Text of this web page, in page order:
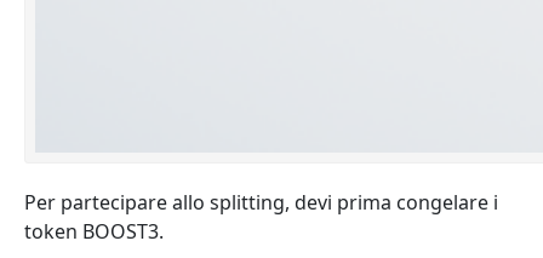
Per partecipare allo splitting, devi prima congelare i
token BOOST3.